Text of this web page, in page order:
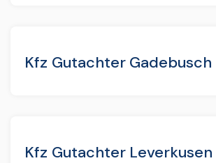
Kfz Gutachter Gadebusch
Kfz Gutachter Leverkusen